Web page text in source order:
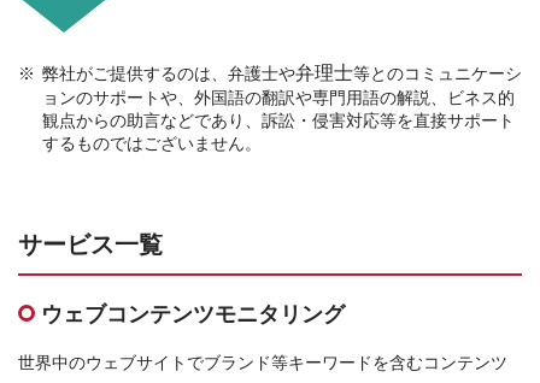
弊社がご提供するのは、弁護士や弁理士等とのコミュニケーシ
ョンのサポートや、外国語の翻訳や専門用語の解説、ビネス的
観点からの助言などであり、訴訟・侵害対応等を直接サポート
するものではございません。
サービス一覧
ウェブコンテンツモニタリング
世界中のウェブサイトでブランド等キーワードを含むコンテンツ